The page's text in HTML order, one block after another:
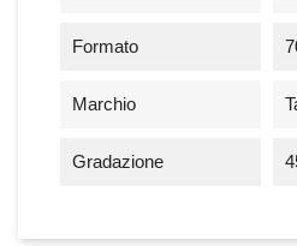
Formato
Marchio
Gradazione